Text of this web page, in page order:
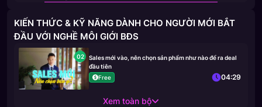
KIẾN THỨC & KỸ NĂNG DÀNH CHO NGƯỜI MỚI BẮT
ĐẦU VỚI NGHỀ MÔI GIỚI BĐS
02
Sales mới vào, nên chọn sản phẩm như nào để ra deal
đầu tiên
Free
04:29
Xem toàn bộ